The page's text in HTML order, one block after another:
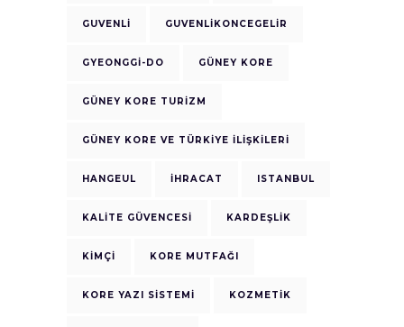
GUVENLI GUVENLIKONCEGELIR
GYEONGGI-DO GÜNEY KORE
GÜNEY KORE TURIZM
GÜNEY KORE VE TÜRKIYE ILIŞKILERI
HANGEUL IHRACAT ISTANBUL
KALITE GÜVENCESI KARDEŞLIK
KIMÇI KORE MUTFAĞI
KORE YAZI SISTEMI KOZMETIK